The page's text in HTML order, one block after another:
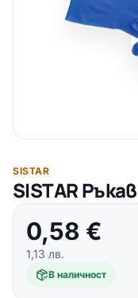
SISTAR
SISTAR
0,58 €
1,13 лв.
В наличност